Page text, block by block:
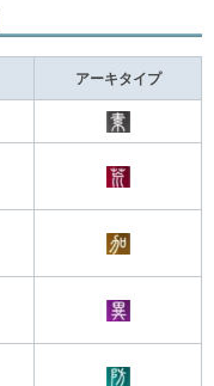
アーキタイプ